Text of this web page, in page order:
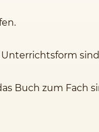
Buch zum Fach